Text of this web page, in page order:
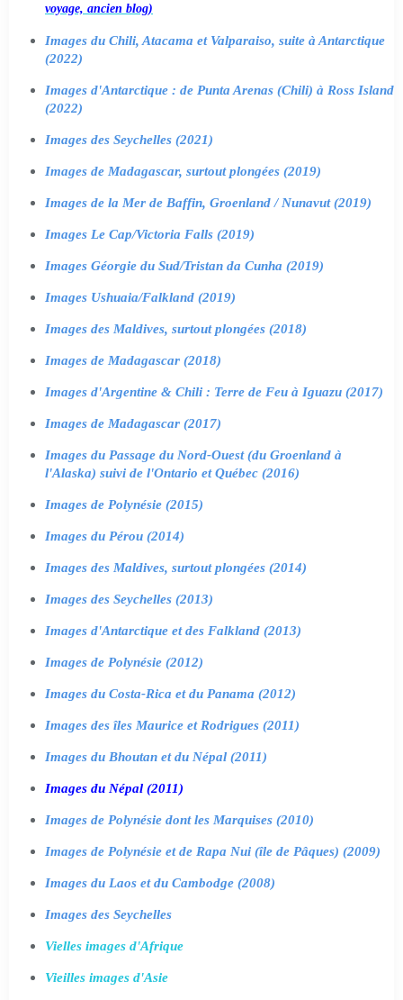
voyage, ancien blog)
Images du Chili, Atacama et Valparaiso, suite à Antarctique
(2022)
Images d'Antarctique : de Punta Arenas (Chili) à Ross Island
(2022)
Images des Seychelles (2021)
Images de Madagascar, surtout plongées (2019)
Images de la Mer de Baffin, Groenland / Nunavut (2019)
Images Le Cap/Victoria Falls (2019)
Images Géorgie du Sud/Tristan da Cunha (2019)
Images Ushuaia/Falkland (2019)
Images des Maldives, surtout plongées (2018)
Images de Madagascar (2018)
Images d'Argentine & Chili : Terre de Feu à Iguazu (2017)
Images de Madagascar (2017)
Images du Passage du Nord-Ouest (du Groenland à
l'Alaska) suivi de l'Ontario et Québec (2016)
Images de Polynésie (2015)
Images du Pérou (2014)
Images des Maldives, surtout plongées (2014)
Images des Seychelles (2013)
Images d'Antarctique et des Falkland (2013)
Images de Polynésie (2012)
Images du Costa-Rica et du Panama (2012)
Images des îles Maurice et Rodrigues (2011)
Images du Bhoutan et du Népal (2011)
Images du Népal (2011)
Images de Polynésie dont les Marquises (2010)
Images de Polynésie et de Rapa Nui (île de Pâques) (2009)
Images du Laos et du Cambodge (2008)
Images des Seychelles
Vielles images d'Afrique
Vieilles images d'Asie